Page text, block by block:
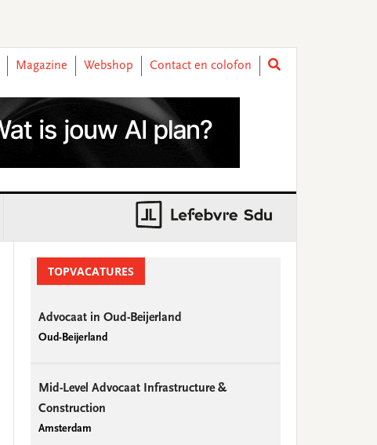
Magazine Webshop Contact en colofon
SidebarTOPVACATURES
Advocaat in Oud-Beijerland
Oud-Beijerland
Mid-Level Advocaat Infrastructure &
Construction
Amsterdam